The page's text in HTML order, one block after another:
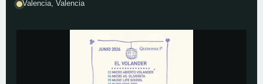
Valencia, Valencia